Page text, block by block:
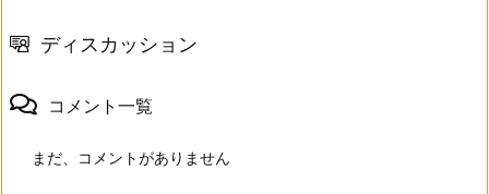
ディスカッション
コメント一覧
まだ、コメントがありません